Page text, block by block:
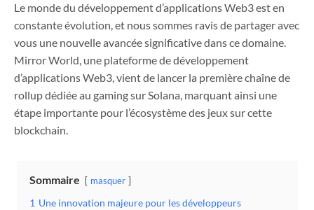
Le monde du développement d’applications Web3 est en
constante évolution, et nous sommes ravis de partager avec
vous une nouvelle avancée significative dans ce domaine.
Mirror World, une plateforme de développement
d’applications Web3, vient de lancer la première chaîne de
rollup dédiée au gaming sur Solana, marquant ainsi une
étape importante pour l’écosystème des jeux sur cette
blockchain.
Sommaire masquer
1 Une innovation majeure pour les développeurs